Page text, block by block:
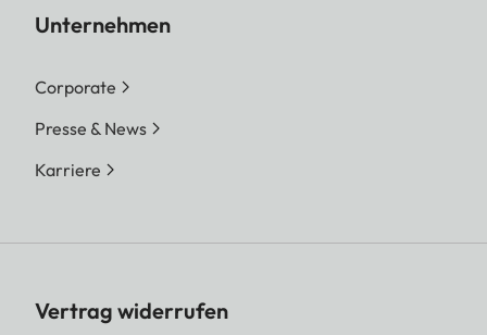
Unternehmen
Corporate
Presse & News
Karriere
Vertrag widerrufen